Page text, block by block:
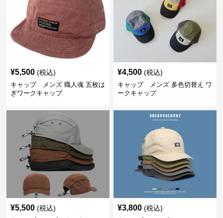
¥5,500 (税込)
キャップ メンズ 職人魂 五枚は
ぎワークキャップ
¥4,500 (税込)
キャップ メンズ 多色切替え ワ
ークキャップ
¥5,500 (税込) ¥3,800 (税込)